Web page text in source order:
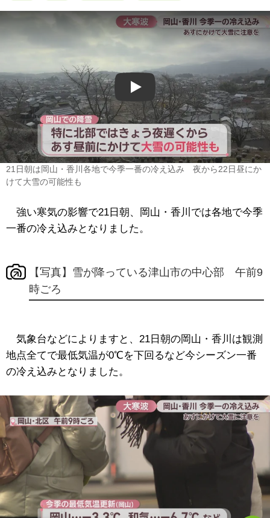
Play
21日朝は岡山・香川各地で今季一番の冷え込み 夜から22日昼にか
けて大雪の可能性も
強い寒気の影響で21日朝、岡山・香川では各地で今季
一番の冷え込みとなりました。
【写真】雪が降っている津山市の中心部 午前9
時ごろ
気象台などによりますと、21日朝の岡山・香川は観測
地点全てで最低気温が0℃を下回るなど今シーズン一番
の冷え込みとなりました。